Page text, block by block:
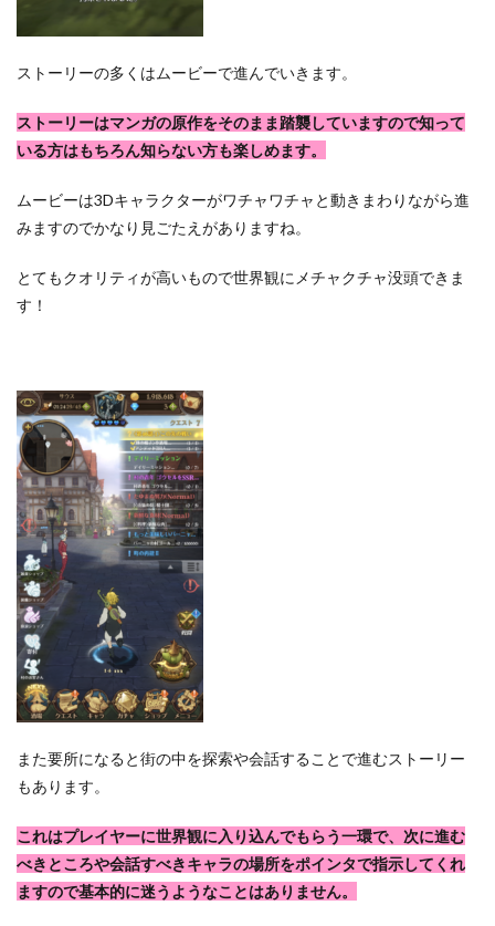
ストーリーの多くはムービーで進んでいきます。
ストーリーはマンガの原作をそのまま踏襲していますので知って
いる方はもちろん知らない方も楽しめます。
ムービーは3Dキャラクターがワチャワチャと動きまわりながら進
みますのでかなり見ごたえがありますね。
とてもクオリティが高いもので世界観にメチャクチャ没頭できま
す！
また要所になると街の中を探索や会話することで進むストーリー
もあります。
これはプレイヤーに世界観に入り込んでもらう一環で、次に進む
べきところや会話すべきキャラの場所をポインタで指示してくれ
ますので基本的に迷うようなことはありません。